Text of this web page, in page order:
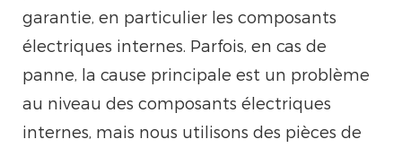
garantie, en particulier les composants
électriques internes. Parfois, en cas de
panne, la cause principale est un problème
au niveau des composants électriques
internes, mais nous utilisons des pièces de